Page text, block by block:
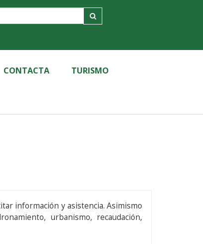
CONTACTA TURISMO
y asistencia. Asimismo
urbanismo, recaudación,